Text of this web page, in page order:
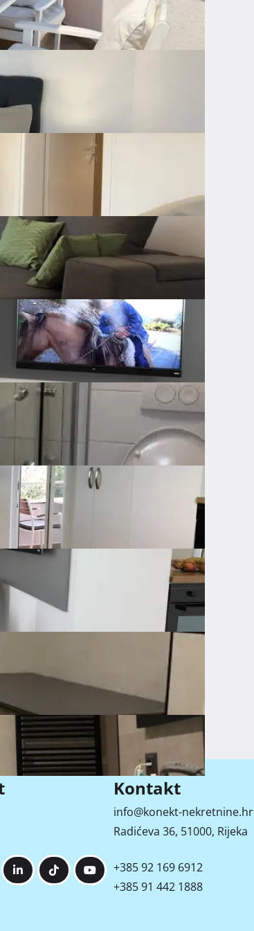
nekretnine!
topline; Alternativni izvori
mjesta
Kontakt
info@konekt-nekretnine.hr
Radićeva 36, 51000, Rijeka
+385 92 169 6912
+385 91 442 1888